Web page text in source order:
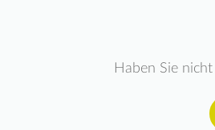
Haben Sie